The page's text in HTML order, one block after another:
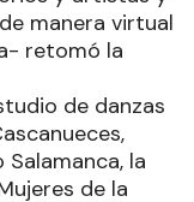
manera virtual
retomó la
de danzas
la
de la